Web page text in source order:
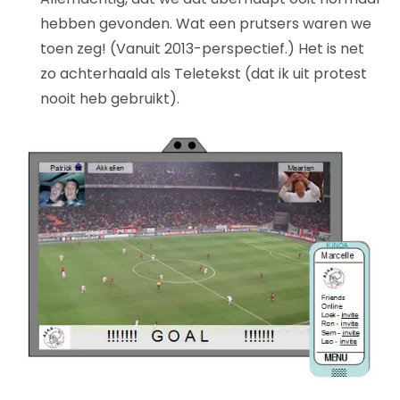
hebben gevonden. Wat een prutsers waren we
toen zeg! (Vanuit 2013-perspectief.) Het is net
zo achterhaald als Teletekst (dat ik uit protest
nooit heb gebruikt).